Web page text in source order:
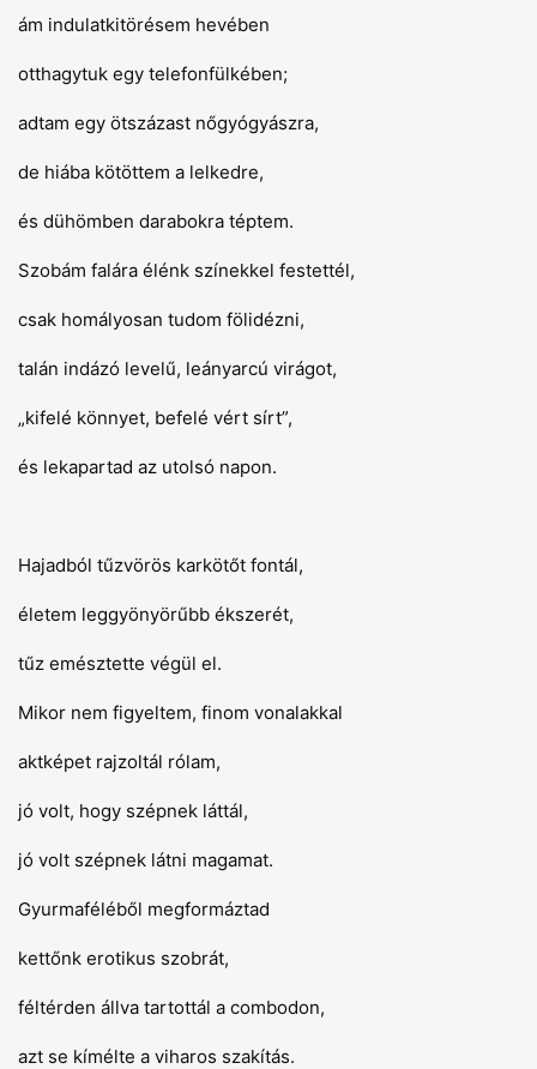
ám indulatkitörésem hevében
otthagytuk egy telefonfülkében;
adtam egy ötszázast nőgyógyászra,
de hiába kötöttem a lelkedre,
és dühömben darabokra téptem.
Szobám falára élénk színekkel festettél,
csak homályosan tudom fölidézni,
talán indázó levelű, leányarcú virágot,
„kifelé könnyet, befelé vért sírt”,
és lekapartad az utolsó napon.
Hajadból tűzvörös karkötőt fontál,
életem leggyönyörűbb ékszerét,
tűz emésztette végül el.
Mikor nem figyeltem, finom vonalakkal
aktképet rajzoltál rólam,
jó volt, hogy szépnek láttál,
jó volt szépnek látni magamat.
Gyurmaféléből megformáztad
kettőnk erotikus szobrát,
féltérden állva tartottál a combodon,
azt se kímélte a viharos szakítás.